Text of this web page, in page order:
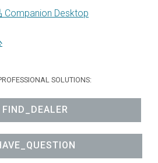
Companion Desktop
SOLUTIONS:
FIND_DEALER